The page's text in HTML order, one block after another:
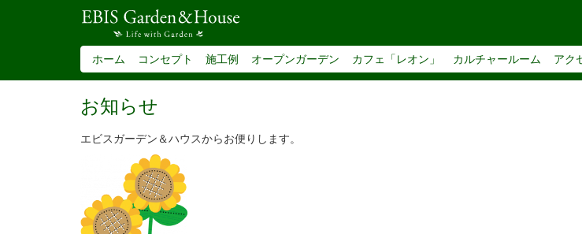
ホーム コンセプト 施工例 オープンガーデン カフェ「レオン」 カルチャールーム アク
お知らせ
エビスガーデン＆ハウスからお便りします。